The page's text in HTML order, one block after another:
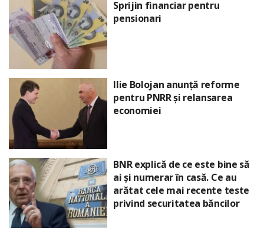
Sprijin financiar pentru
pensionari
Ilie Bolojan anunță reforme
pentru PNRR și relansarea
economiei
BNR explică de ce este bine să
ai și numerar în casă. Ce au
arătat cele mai recente teste
privind securitatea băncilor